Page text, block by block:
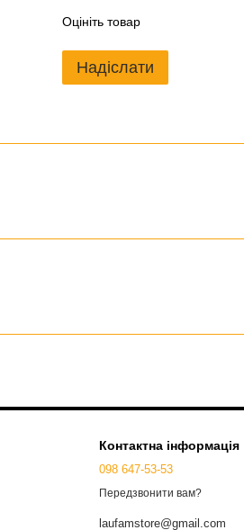
Оцініть товар
Надіслати
Контактна інформація
098 647-53-53
Передзвонити вам?
laufamstore@gmail.com